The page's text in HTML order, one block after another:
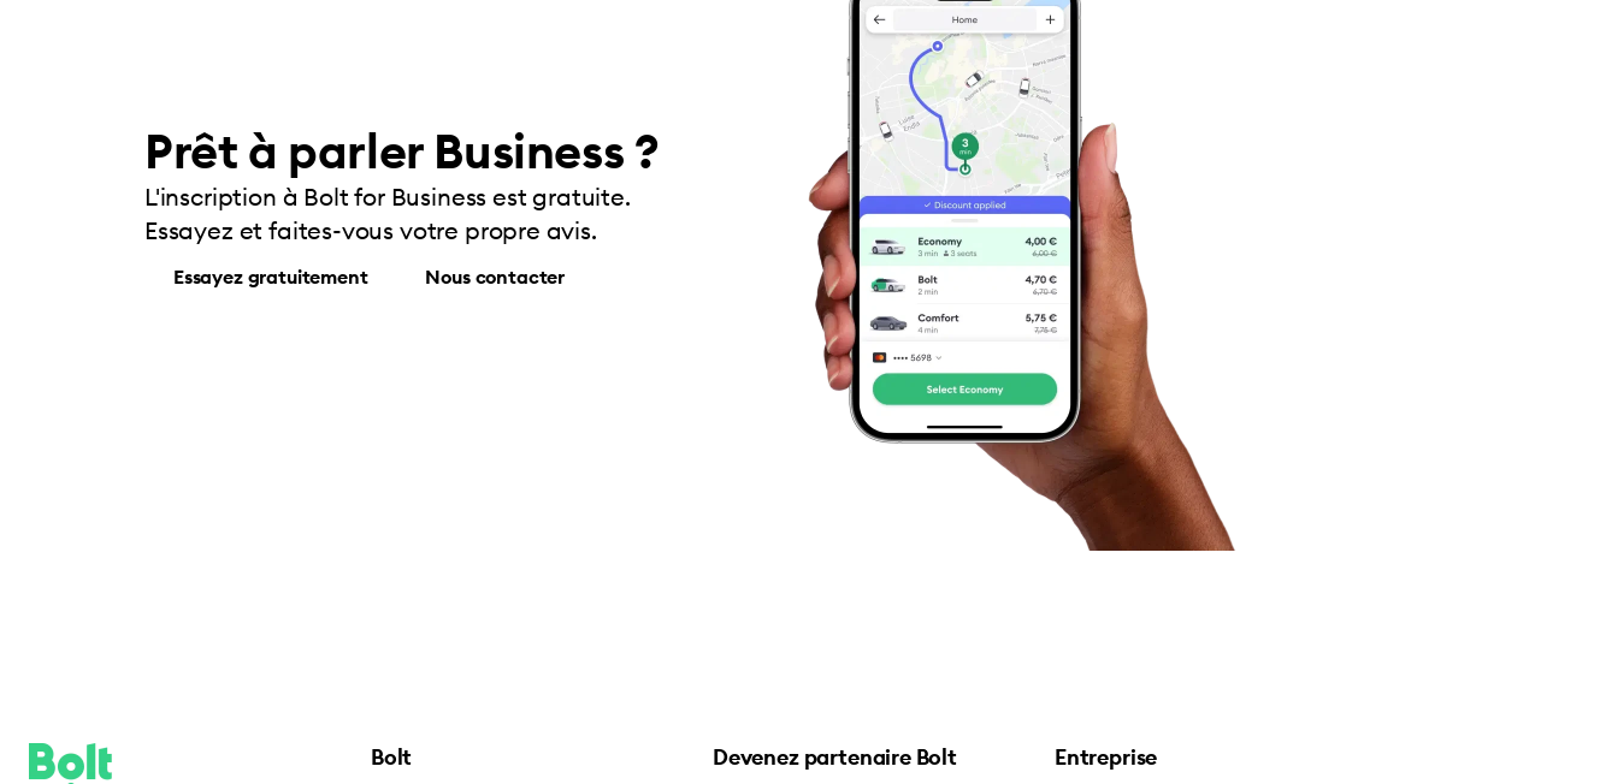
Prêt à parler Business ?
L'inscription à Bolt for Business est gratuite.
Essayez et faites-vous votre propre avis.
Essayez gratuitement Nous contacter
Bolt Devenez partenaire Bolt Entreprise